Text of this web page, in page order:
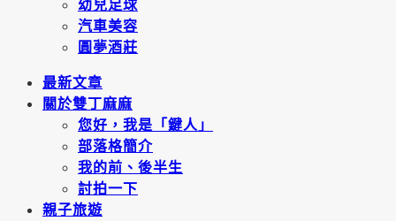
幼兒足球
汽車美容
圓夢酒莊
最新文章
關於雙丁麻麻
您好，我是「鍵人」
部落格簡介
我的前、後半生
討拍一下
親子旅遊